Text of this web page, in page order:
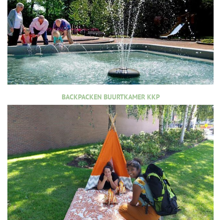
BACKPACKEN BUURTKAMER KKP